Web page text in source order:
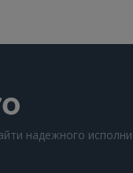
надежного